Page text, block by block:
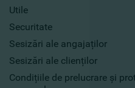
Utile
Securitate
Sesizări ale angajaților
Sesizări ale clienților
Condițiile de prelucrare și